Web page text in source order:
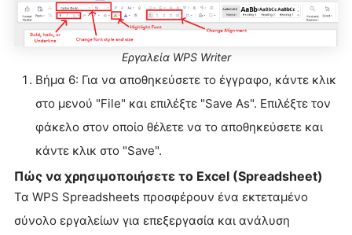
Εργαλεία WPS Writer
Βήμα 6: Για να αποθηκεύσετε το έγγραφο, κάντε κλικ
στο μενού "File" και επιλέξτε "Save As". Επιλέξτε τον
φάκελο στον οποίο θέλετε να το αποθηκεύσετε και
κάντε κλικ στο "Save".
Πώς να χρησιμοποιήσετε το Excel (Spreadsheet)
Τα WPS Spreadsheets προσφέρουν ένα εκτεταμένο
σύνολο εργαλείων για επεξεργασία και ανάλυση